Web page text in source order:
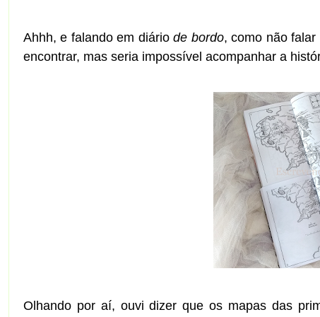
Ahhh, e falando em diáriode bordo, como não falar
encontrar, mas seria impossível acompanhar a
Olhando por aí, ouvi dizer que os mapas das